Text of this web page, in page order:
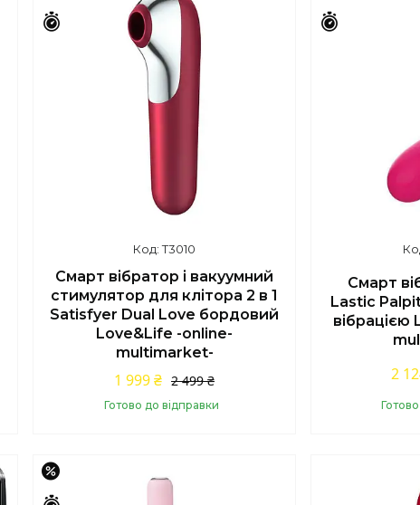
Залишилось 45 днів
T3010
Смарт вібратор і вакуумний
стимулятор для клітора 2 в 1
Satisfyer Dual Love бордовий
Love&Life -online-
multimarket-
2 499 ₴
1 999 ₴
Готово до відправки
Смарт
Lastic
вібрацією
2